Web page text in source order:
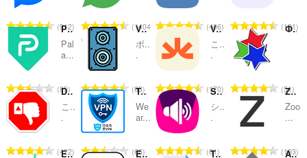
え
お
よ
び
カ
テ
ゴ
評
価
の
：
912
評
価
の
：
1404
評
価
の
：
406
評
：
181
PaladinVPN - 100% Unlimited Free VPN Proxy
Pal
a...
評
価
の
85
Volume Booster - Increase sound
ボ..
.
評
価
の
63
Volume Booster — Enhance sound
こ..
.
評
価
の
170
Фишки для Рутрекера
評
価
の
51
Dislikes in YouTube™
こ..
.
評422
Top Free VPNs
We
ar...
評66
Sound Booster - Ultra Loud
シ..
.
評61
Zoom
Zoo
...
評193
Enable Right Click for Opera™ Enable PiP Mode Text to Voice Adjust Screen Brightness